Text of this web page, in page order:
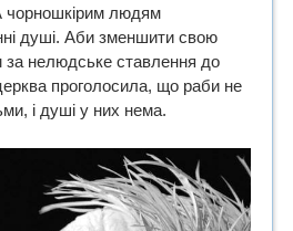
чорношкірим людям
душі. Аби зменшити свою
за нелюдське ставлення до
проголосила, що раби не
і душі у них нема.